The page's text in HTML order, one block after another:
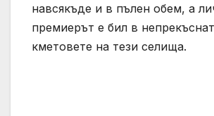
навсякъде и в пълен обем, а
премиерът е бил в
кметовете на тези селища.